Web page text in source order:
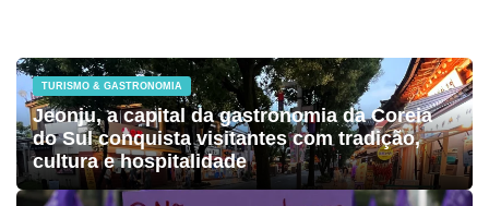
TURISMO & GASTRONOMIA
Jeonju, a capital da gastronomia da Coreia
do Sul conquista visitantes com tradição,
cultura e hospitalidade